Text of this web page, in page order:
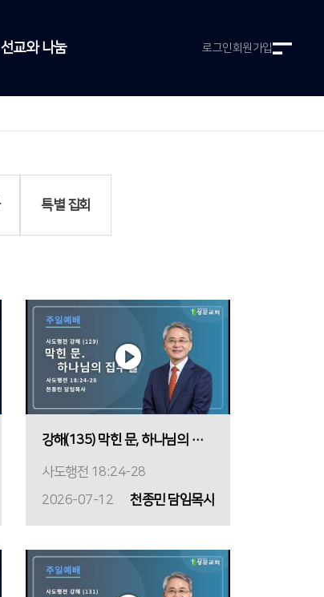
선교와 나눔 로그인회원가입
특별 집회
강해(135) 막힌 문, 하나님의 집무실
사도행전 18:24-28
2026-07-12
천종민 담임목사